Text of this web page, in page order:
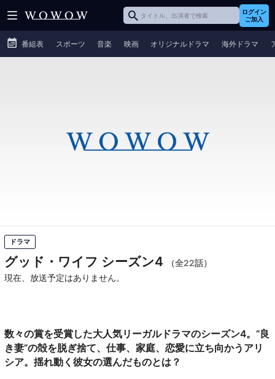
ログイン
ご加入
番組表 スポーツ 音楽 映画 オリジナルドラマ 海外ドラマ
ドラマ
グッド・ワイフ シーズン4
（全22話）
現在、放送予定はありません。
数々の賞を受賞した大人気リーガルドラマのシーズン4。“良
き妻”の殻を脱ぎ捨て、仕事、家庭、恋愛に立ち向かうアリ
シア。揺れ動く彼女の選んだものとは？